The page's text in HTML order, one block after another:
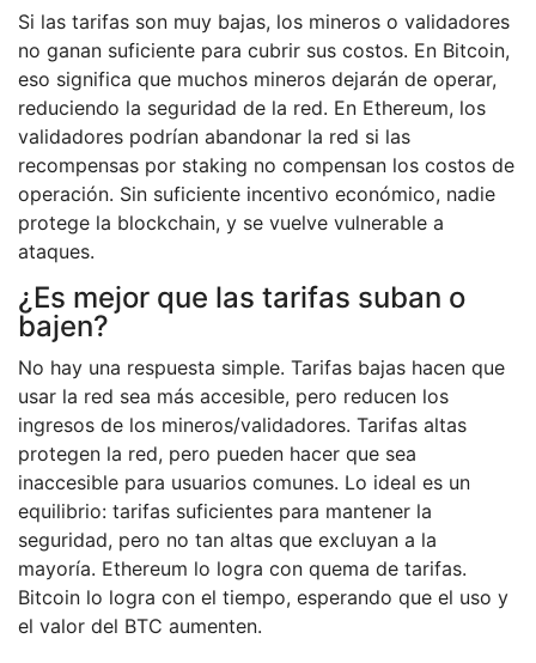
Si las tarifas son muy bajas, los mineros o validadores
no ganan suficiente para cubrir sus costos. En Bitcoin,
eso significa que muchos mineros dejarán de operar,
reduciendo la seguridad de la red. En Ethereum, los
validadores podrían abandonar la red si las
recompensas por staking no compensan los costos de
operación. Sin suficiente incentivo económico, nadie
protege la blockchain, y se vuelve vulnerable a
ataques.
¿Es mejor que las tarifas suban o
bajen?
No hay una respuesta simple. Tarifas bajas hacen que
usar la red sea más accesible, pero reducen los
ingresos de los mineros/validadores. Tarifas altas
protegen la red, pero pueden hacer que sea
inaccesible para usuarios comunes. Lo ideal es un
equilibrio: tarifas suficientes para mantener la
seguridad, pero no tan altas que excluyan a la
mayoría. Ethereum lo logra con quema de tarifas.
Bitcoin lo logra con el tiempo, esperando que el uso y
el valor del BTC aumenten.